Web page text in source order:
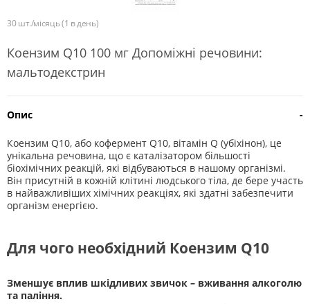
30 шт./місяць (1 в день)
Коензим Q10 100 мг Допоміжні речовини:
мальтодекстрин
Опис -
Коензим Q10, або кофермент Q10, вітамін Q (убіхінон), це
унікальна речовина, що є каталізатором більшості
біохімічних реакцій, які відбуваються в нашому організмі.
Він присутній в кожній клітині людського тіла, де бере участь
в найважливіших хімічних реакціях, які здатні забезпечити
організм енергією.
Для чого необхідний Коензим Q10
Зменшує вплив шкідливих звичок – вживання алкоголю
та паління.